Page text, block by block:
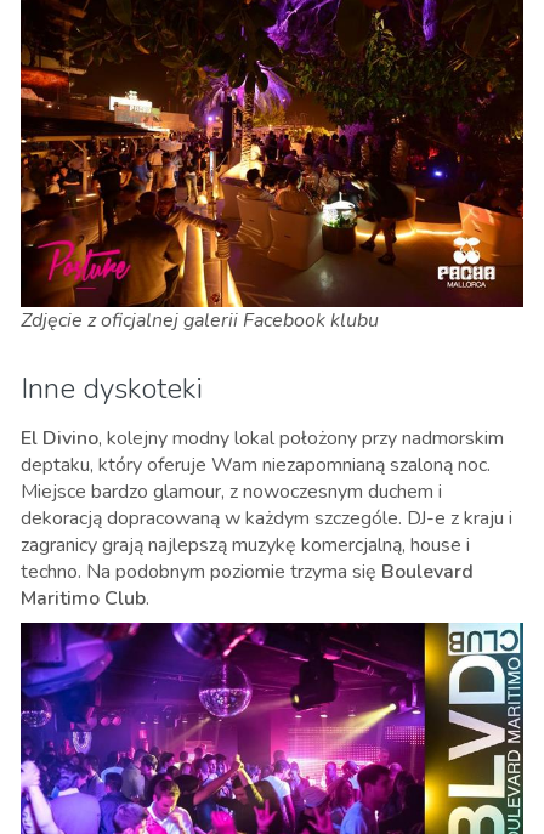
Zdjęcie z oficjalnej galerii Facebook klubu
Inne dyskoteki
El Divino, kolejny modny lokal położony przy nadmorskim
deptaku, który oferuje Wam niezapomnianą szaloną noc.
Miejsce bardzo glamour, z nowoczesnym duchem i
dekoracją dopracowaną w każdym szczególe. DJ-e z kraju i
zagranicy grają najlepszą muzykę komercjalną, house i
techno. Na podobnym poziomie trzyma się Boulevard
Maritimo Club.